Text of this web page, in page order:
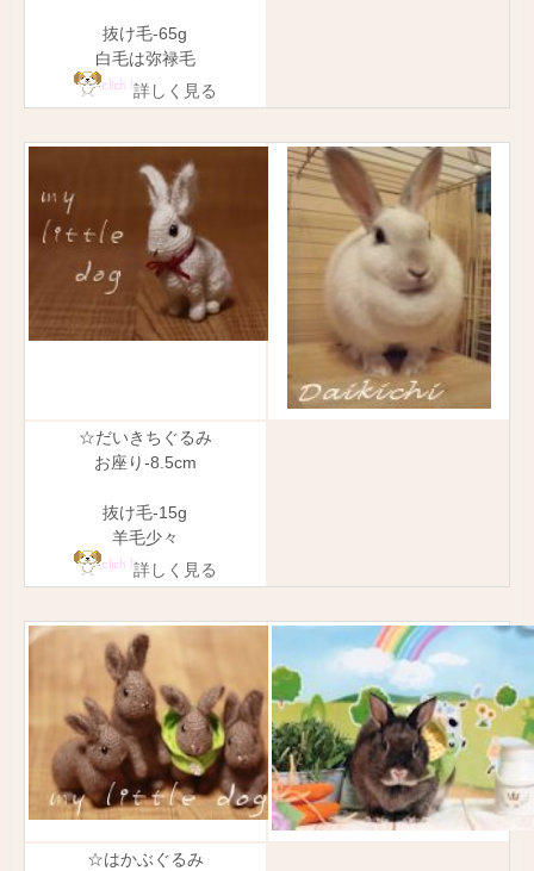
抜け毛-65g
白毛は弥禄毛
詳しく見る
☆だいきちぐるみ
お座り-8.5cm
抜け毛-15g
羊毛少々
詳しく見る
☆はかぶぐるみ